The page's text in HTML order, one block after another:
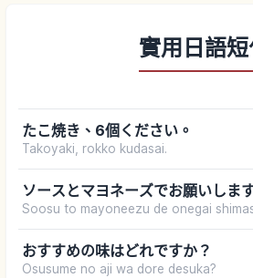
實用日語短
たこ焼き、6個ください。
Takoyaki, rokko kudasai.
ソースとマヨネーズでお願いしま
Soosu to mayoneezu de onegai
おすすめの味はどれですか？
Osusume no aji wa dore desuka?